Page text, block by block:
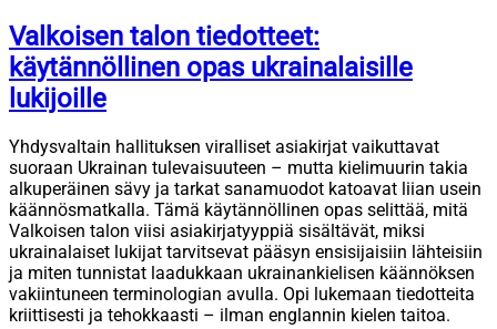
Valkoisen talon tiedotteet:
käytännöllinen opas ukrainalaisille
lukijoille
Yhdysvaltain hallituksen viralliset asiakirjat vaikuttavat
suoraan Ukrainan tulevaisuuteen – mutta kielimuurin takia
alkuperäinen sävy ja tarkat sanamuodot katoavat liian usein
käännösmatkalla. Tämä käytännöllinen opas selittää, mitä
Valkoisen talon viisi asiakirjatyyppiä sisältävät, miksi
ukrainalaiset lukijat tarvitsevat pääsyn ensisijaisiin lähteisiin
ja miten tunnistat laadukkaan ukrainankielisen käännöksen
vakiintuneen terminologian avulla. Opi lukemaan tiedotteita
kriittisesti ja tehokkaasti – ilman englannin kielen taitoa.